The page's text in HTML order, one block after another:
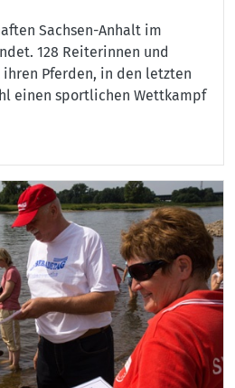
Sachsen-Anhalt im
128 Reiterinnen und
Pferden, in den letzten
einen sportlichen Wettkampf